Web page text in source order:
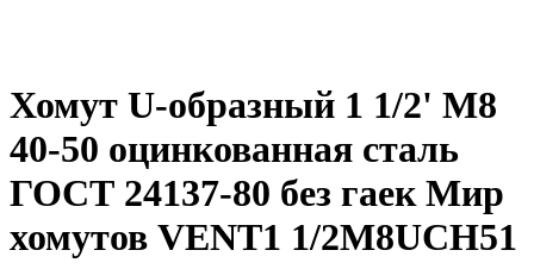
Хомут U-образный 1 1/2' М8
40-50 оцинкованная сталь
ГОСТ 24137-80 без гаек Мир
хомутов VENT1 1/2М8UCH51